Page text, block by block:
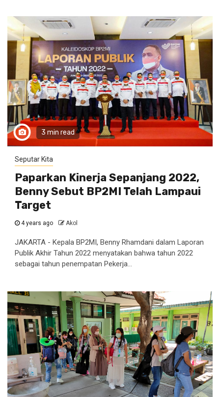
3 min read
Seputar Kita
Paparkan Kinerja Sepanjang 2022,
Benny Sebut BP2MI Telah Lampaui
Target
4 years ago Akol
JAKARTA - Kepala BP2MI, Benny Rhamdani dalam Laporan
Publik Akhir Tahun 2022 menyatakan bahwa tahun 2022
sebagai tahun penempatan Pekerja...